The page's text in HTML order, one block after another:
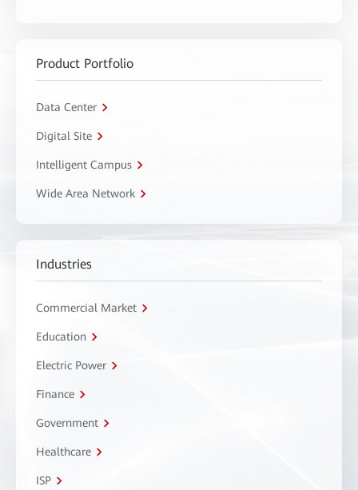
Product Portfolio
Data Center
Digital Site
Intelligent Campus
Wide Area Network
Industries
Commercial Market
Education
Electric Power
Finance
Government
Healthcare
ISP